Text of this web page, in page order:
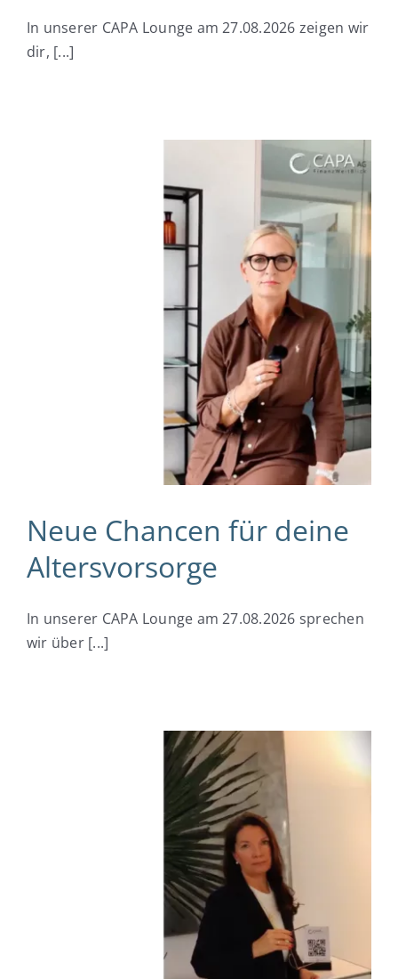
In unserer CAPA Lounge am 27.08.2026 zeigen wir
dir, [...]
Neue Chancen für deine
Altersvorsorge
In unserer CAPA Lounge am 27.08.2026 sprechen
wir über [...]